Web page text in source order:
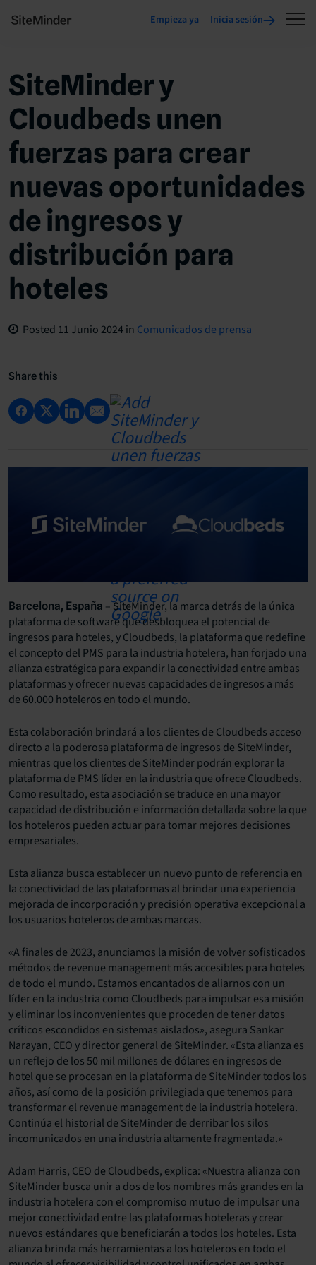
Empieza ya Inicia sesión
SiteMinder y
Cloudbeds unen
fuerzas para crear
nuevas oportunidades
de ingresos y
distribución para
hoteles
Posted 11 Junio 2024in Comunicados de prensa
Share this
Barcelona, España – SiteMinder, la marca detrás de la única
plataforma de software que desbloquea el potencial de
ingresos para hoteles, y Cloudbeds, la plataforma que redefine
el concepto del PMS para la industria hotelera, han forjado una
alianza estratégica para expandir la conectividad entre ambas
plataformas y ofrecer nuevas capacidades de ingresos a más
de 60.000 hoteleros en todo el mundo.
Esta colaboración brindará a los clientes de Cloudbeds acceso
directo a la poderosa plataforma de ingresos de SiteMinder,
mientras que los clientes de SiteMinder podrán explorar la
plataforma de PMS líder en la industria que ofrece Cloudbeds.
Como resultado, esta asociación se traduce en una mayor
capacidad de distribución e información detallada sobre la que
los hoteleros pueden actuar para tomar mejores decisiones
empresariales.
Esta alianza busca establecer un nuevo punto de referencia en
la conectividad de las plataformas al brindar una experiencia
mejorada de incorporación y precisión operativa excepcional a
los usuarios hoteleros de ambas marcas.
«A finales de 2023, anunciamos la misión de volver sofisticados
métodos de revenue management más accesibles para hoteles
de todo el mundo. Estamos encantados de aliarnos con un
líder en la industria como Cloudbeds para impulsar esa misión
y eliminar los inconvenientes que proceden de tener datos
críticos escondidos en sistemas aislados», asegura Sankar
Narayan, CEO y director general de SiteMinder. «Esta alianza es
un reflejo de los 50 mil millones de dólares en ingresos de
hotel que se procesan en la plataforma de SiteMinder todos los
años, así como de la posición privilegiada que tenemos para
transformar el revenue management de la industria hotelera.
Continúa el historial de SiteMinder de derribar los silos
incomunicados en una industria altamente fragmentada.»
Adam Harris, CEO de Cloudbeds, explica: «Nuestra alianza con
SiteMinder busca unir a dos de los nombres más grandes en la
industria hotelera con el compromiso mutuo de impulsar una
mejor conectividad entre las plataformas hoteleras y crear
nuevos estándares que beneficiarán a todos los hoteles. Esta
alianza brinda más herramientas a los hoteleros en todo el